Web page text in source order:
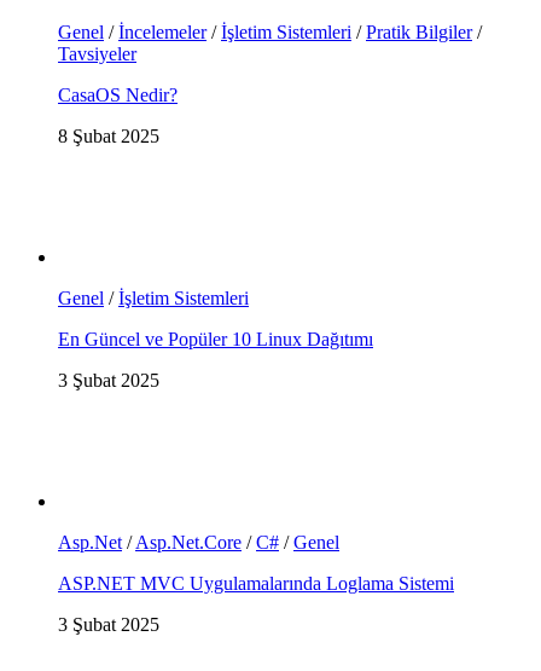
Genel /İncelemeler/İşletim Sistemleri /Pratik Bilgiler/
Tavsiyeler
CasaOS Nedir?
8 Şubat 2025
Genel /İşletim Sistemleri
En Güncel ve Popüler 10 Linux Dağıtımı
3 Şubat 2025
Asp.Net /Asp.Net.Core /C# /Genel
ASP.NET MVC Uygulamalarında Loglama Sistemi
3 Şubat 2025